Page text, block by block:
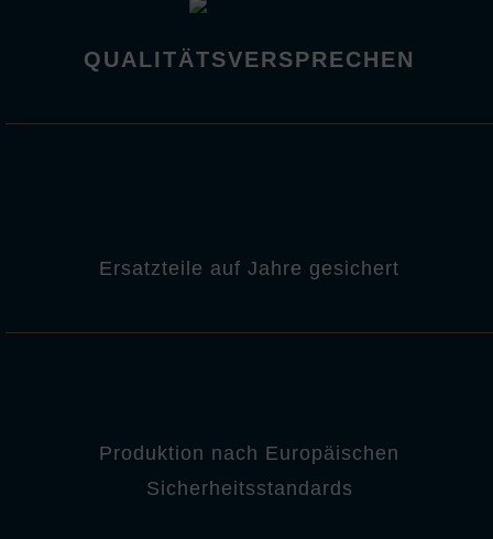
QUALITÄTSVERSPRECHEN
Ersatzteile auf Jahre gesichert
Produktion nach Europäischen
Sicherheitsstandards